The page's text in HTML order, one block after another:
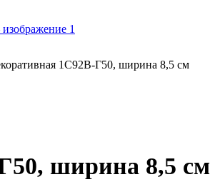
1С92В-Г50, ширина 8,5 см
ширина 8,5 см